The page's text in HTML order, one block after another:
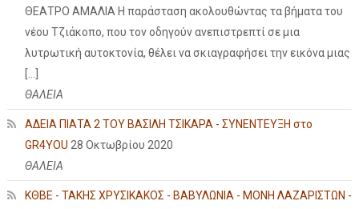
ΘΕΑΤΡΟ ΑΜΑΛΙΑ Η παράσταση ακολουθώντας τα βήματα του
νέου Τζιάκοπο, που τον οδηγούν ανεπιστρεπτί σε μια
λυτρωτική αυτοκτονία, θέλει να σκιαγραφήσει την εικόνα μιας
ΘΑΛΕΙΑ
ΑΔΕΙΑ ΠΙΑΤΑ 2 ΤΟΥ ΒΑΣΙΛΗ ΤΣΙΚΑΡΑ - ΣΥΝΕΝΤΕΥΞΗ στο
GR4YOU 28 Οκτωβρίου 2020
ΘΑΛΕΙΑ
ΚΘΒΕ - ΤΑΚΗΣ ΧΡΥΣΙΚΑΚΟΣ - ΒΑΒΥΛΩΝΙΑ - ΜΟΝΗ ΛΑΖΑΡΙΣΤΩΝ -